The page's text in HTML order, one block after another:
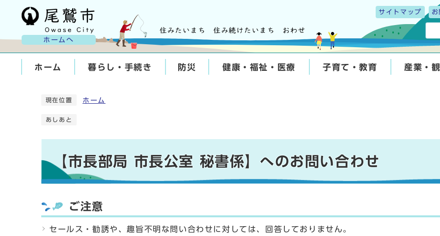
ホームへ
サイトマップ
ホーム 暮らし・手続き 防災 健康・福祉・医療 子育て・教育 産業・
現在位置 ホーム
あしあと
【市長部局 市長公室 秘書係】へのお問い合わせ
ご注意
セールス・勧誘や、趣旨不明な問い合わせに対しては、回答しておりません。